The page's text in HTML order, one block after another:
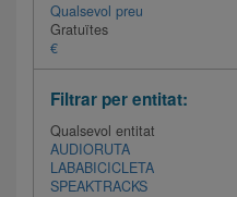
Qualsevol preu
Gratuïtes
€
Filtrar per entitat:
Qualsevol entitat
AUDIORUTA
LABABICICLETA
SPEAKTRACKS